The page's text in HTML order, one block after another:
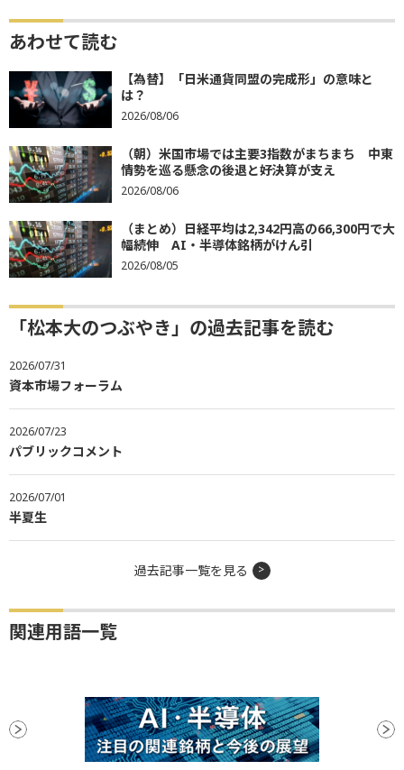
あわせて読む
【為替】「日米通貨同盟の完成形」の意味と
は？
2026/08/06
（朝）米国市場では主要3指数がまちまち 中東
情勢を巡る懸念の後退と好決算が支え
2026/08/06
（まとめ）日経平均は2,342円高の66,300円で大
幅続伸 AI・半導体銘柄がけん引
2026/08/05
「松本大のつぶやき」の過去記事を読む
2026/07/31
資本市場フォーラム
2026/07/23
パブリックコメント
2026/07/01
半夏生
過去記事一覧を見る
関連用語一覧